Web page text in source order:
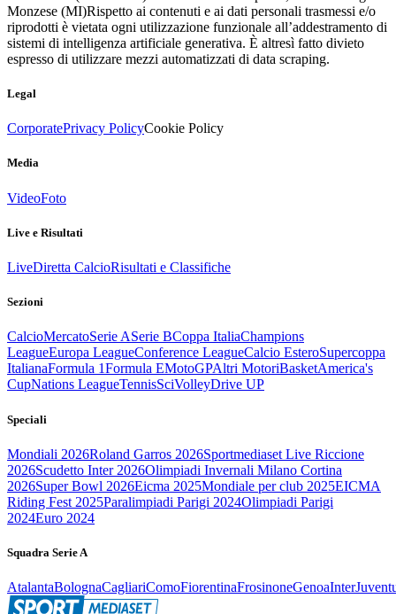
Monzese (MI)Rispetto ai contenuti e ai dati personali trasmessi e/o
riprodotti è vietata ogni utilizzazione funzionale all’addestramento di
sistemi di intelligenza artificiale generativa. È altresì fatto divieto
espresso di utilizzare mezzi automatizzati di data scraping.
Legal
CorporatePrivacy PolicyCookie Policy
Media
VideoFoto
Live e Risultati
LiveDiretta CalcioRisultati e Classifiche
Sezioni
CalcioMercatoSerie ASerie BCoppa ItaliaChampions
LeagueEuropa LeagueConference LeagueCalcio EsteroSupercoppa
ItalianaFormula 1Formula EMotoGPAltri MotoriBasketAmerica's
CupNations LeagueTennisSciVolleyDrive UP
Speciali
Mondiali 2026Roland Garros 2026Sportmediaset Live Riccione
2026Scudetto Inter 2026Olimpiadi Invernali Milano Cortina
2026Super Bowl 2026Eicma 2025Mondiale per club 2025EICMA
Riding Fest 2025Paralimpiadi Parigi 2024Olimpiadi Parigi
2024Euro 2024
Squadra Serie A
AtalantaBolognaCagliariComoFiorentinaFrosinoneGenoaInter